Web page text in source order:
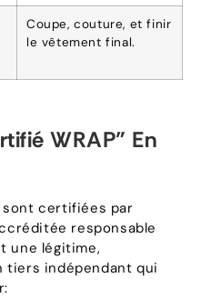
Coupe, couture, et finir
le vêtement final.
WRAP” En
sont certifiées par
responsable
une légitime,
tiers indépendant qui